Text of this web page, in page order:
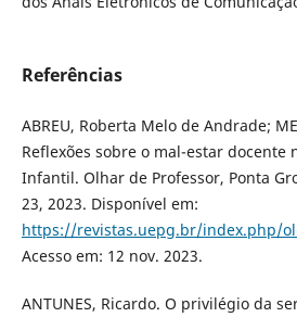
Referências
ABREU, Roberta Melo de Andrade;
Reflexões sobre o mal-estar docente
Infantil. Olhar de Professor, Ponta
23, 2023. Disponível em:
https://revistas.uepg.br/index.php/
Acesso em: 12 nov. 2023.
ANTUNES, Ricardo. O privilégio da